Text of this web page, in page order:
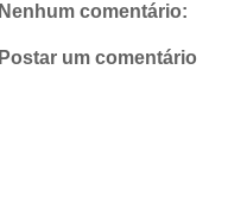
Nenhum comentário:
Postar um comentário